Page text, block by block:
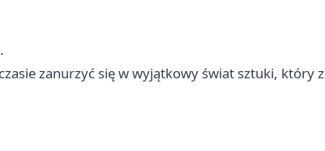
.
zanurzyć się w wyjątkowy świat sztuki, który z